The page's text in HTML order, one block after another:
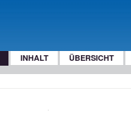
INHALT ÜBERSICHT